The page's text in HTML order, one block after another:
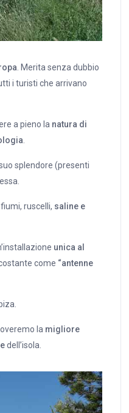
. Merita senza dubbio
i turisti che arrivano
a pieno la natura di
splendore (presenti
ruscelli, saline e
unica al
come “antenne
la migliore
dell’isola.